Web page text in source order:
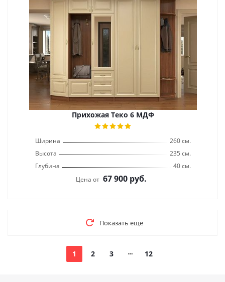
Прихожая Теко 6 МДФ
Ширина
260 см.
Высота
235 см.
Глубина
40 см.
Цена от 67 900 руб.
Показать еще
1 2 3 12